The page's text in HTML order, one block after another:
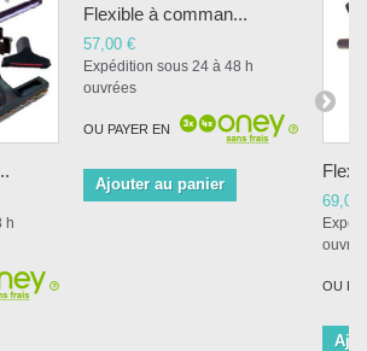
h
Flexible à comman...
57,00 €
Expédition sous 24 à 48 h
ouvrées
OU PAYER EN
Ajouter au panier
69,00
OU